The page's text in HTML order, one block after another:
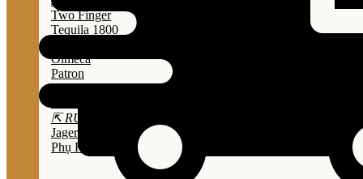
Two Finger
Tequila 1800
Olmeca
Patron
Sauza
⇱ RƯỢU THẢO MỘC ⇲
Jagermeister
Phụ Kiện